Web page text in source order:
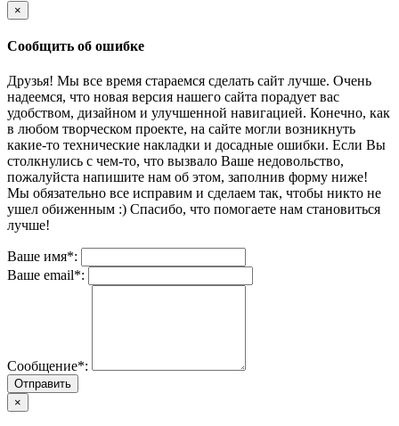
×
Сообщить об ошибке
Друзья! Мы все время стараемся сделать сайт лучше. Очень
надеемся, что новая версия нашего сайта порадует вас
удобством, дизайном и улучшенной навигацией. Конечно, как
в любом творческом проекте, на сайте могли возникнуть
какие-то технические накладки и досадные ошибки. Если Вы
столкнулись с чем-то, что вызвало Ваше недовольство,
пожалуйста напишите нам об этом, заполнив форму ниже!
Мы обязательно все исправим и сделаем так, чтобы никто не
ушел обиженным :) Спасибо, что помогаете нам становиться
лучше!
Ваше имя*:
Ваше email*:
Сообщение*:
Отправить
×